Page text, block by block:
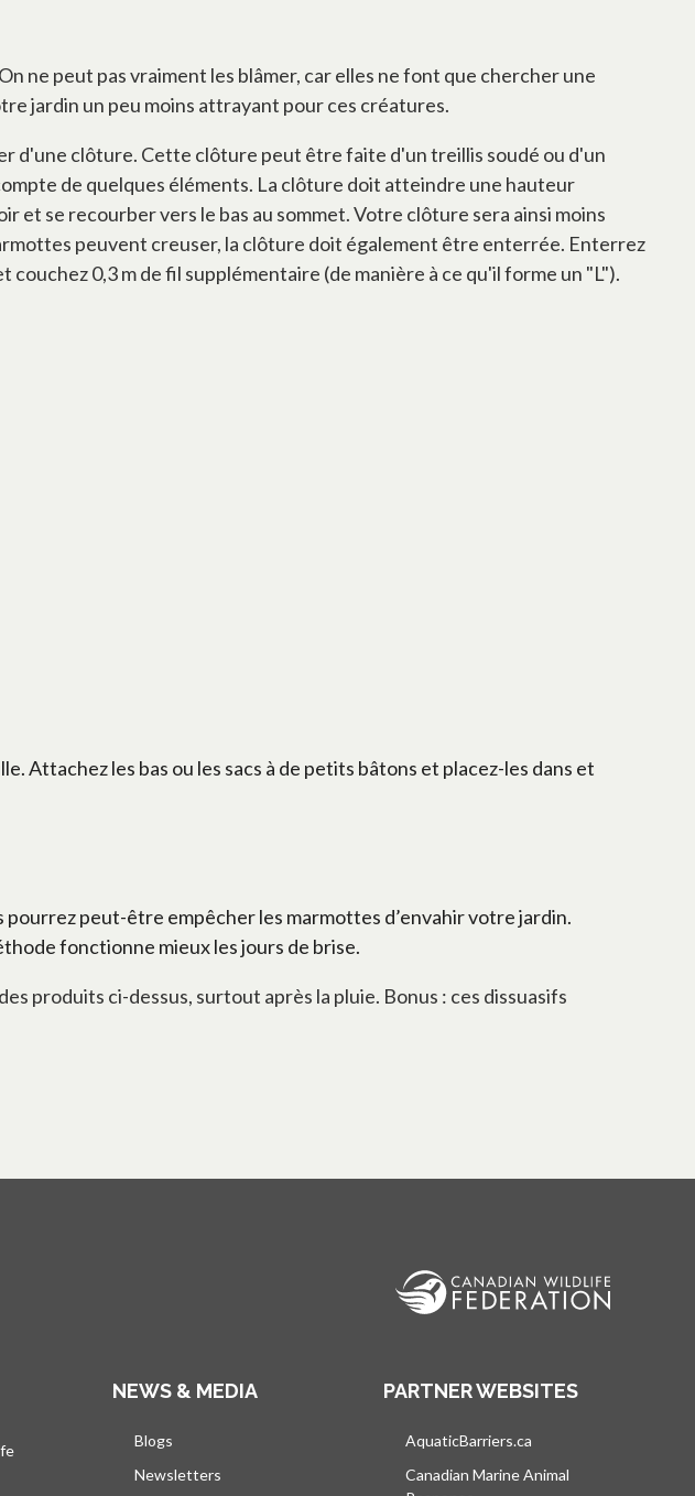
ne peut pas vraiment les blâmer, car elles ne font que chercher une
jardin un peu moins attrayant pour ces créatures.
d'une clôture. Cette clôture peut être faite d'un treillis soudé ou d'un
de quelques éléments. La clôture doit atteindre une hauteur
et se recourber vers le bas au sommet. Votre clôture sera ainsi moins
peuvent creuser, la clôture doit également être enterrée. Enterrez
0,3 m de fil supplémentaire (de manière à ce qu'il forme un "L").
Attachez les bas ou les sacs à de petits bâtons et placez-les dans et
peut-être empêcher les marmottes d’envahir votre jardin.
fonctionne mieux les jours de brise.
produits ci-dessus, surtout après la pluie. Bonus : ces dissuasifs
NEWS & MEDIA
Blogs
Newsletters
PARTNER WEBSITES
AquaticBarriers.ca
Canadian Marine Animal